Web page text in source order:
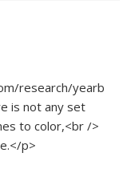
research/yearb
is not any set
to color,<br />
p>